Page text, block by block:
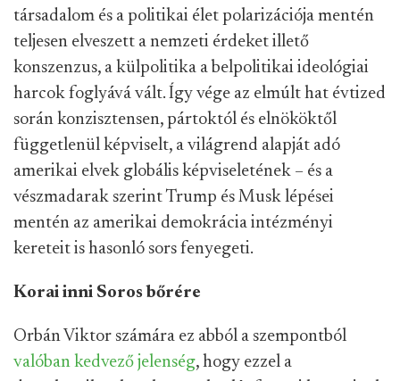
társadalom és a politikai élet polarizációja mentén
teljesen elveszett a nemzeti érdeket illető
konszenzus, a külpolitika a belpolitikai ideológiai
harcok foglyává vált. Így vége az elmúlt hat évtized
során konzisztensen, pártoktól és elnököktől
függetlenül képviselt, a világrend alapját adó
amerikai elvek globális képviseletének – és a
vészmadarak szerint Trump és Musk lépései
mentén az amerikai demokrácia intézményi
kereteit is hasonló sors fenyegeti.
Korai inni Soros bőrére
Orbán Viktor számára ez abból a szempontból
valóban kedvező jelenség, hogy ezzel a